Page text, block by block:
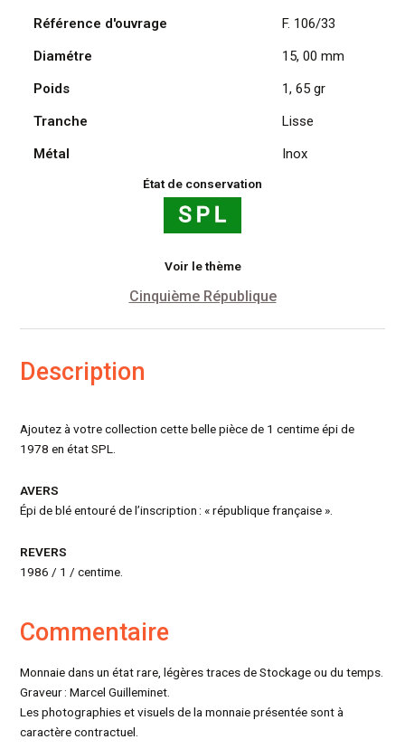
Référence d'ouvrage
F. 106/33
Diamétre
15, 00 mm
Poids
1, 65 gr
Tranche
Lisse
Métal
Inox
État de conservation
Voir le thème
Cinquième République
Description
Ajoutez à votre collection cette belle pièce de 1 centime épi de
1978 en état SPL.
AVERS
Épi de blé entouré de l’inscription : « république française ».
REVERS
1986 / 1 / centime.
Commentaire
Monnaie dans un état rare, légères traces de Stockage ou du temps.
Graveur : Marcel Guilleminet.
Les photographies et visuels de la monnaie présentée sont à
caractère contractuel.